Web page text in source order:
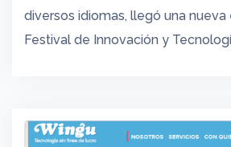
diversos idiomas, llegó una
Festival de Innovación y